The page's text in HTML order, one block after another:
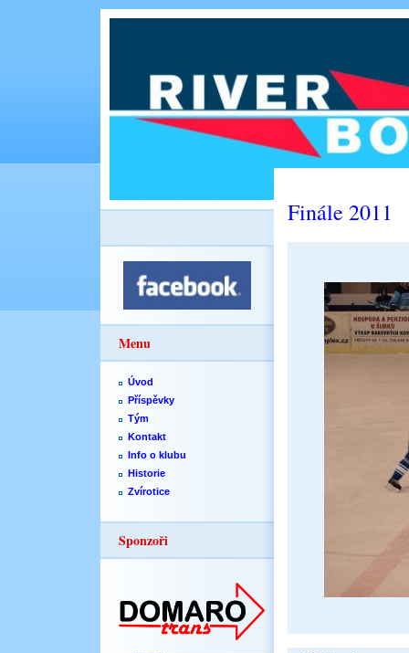
Menu
Úvod
Příspěvky
Tým
Kontakt
Info o klubu
Historie
Zvírotice
Sponzoři
Finále 2011